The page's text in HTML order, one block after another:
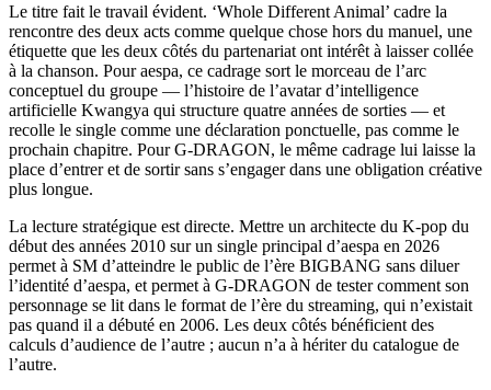
Le titre fait le travail évident. ‘Whole Different Animal’ cadre la
rencontre des deux acts comme quelque chose hors du manuel, une
étiquette que les deux côtés du partenariat ont intérêt à laisser collée
à la chanson. Pour aespa, ce cadrage sort le morceau de l’arc
conceptuel du groupe — l’histoire de l’avatar d’intelligence
artificielle Kwangya qui structure quatre années de sorties — et
recolle le single comme une déclaration ponctuelle, pas comme le
prochain chapitre. Pour G-DRAGON, le même cadrage lui laisse la
place d’entrer et de sortir sans s’engager dans une obligation créative
plus longue.
La lecture stratégique est directe. Mettre un architecte du K-pop du
début des années 2010 sur un single principal d’aespa en 2026
permet à SM d’atteindre le public de l’ère BIGBANG sans diluer
l’identité d’aespa, et permet à G-DRAGON de tester comment son
personnage se lit dans le format de l’ère du streaming, qui n’existait
pas quand il a débuté en 2006. Les deux côtés bénéficient des
calculs d’audience de l’autre ; aucun n’a à hériter du catalogue de
l’autre.